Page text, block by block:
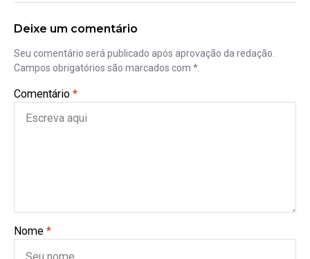
Deixe um comentário
Seu comentário será publicado após aprovação da redação.
Campos obrigatórios são marcados com *.
Comentário *
Nome *